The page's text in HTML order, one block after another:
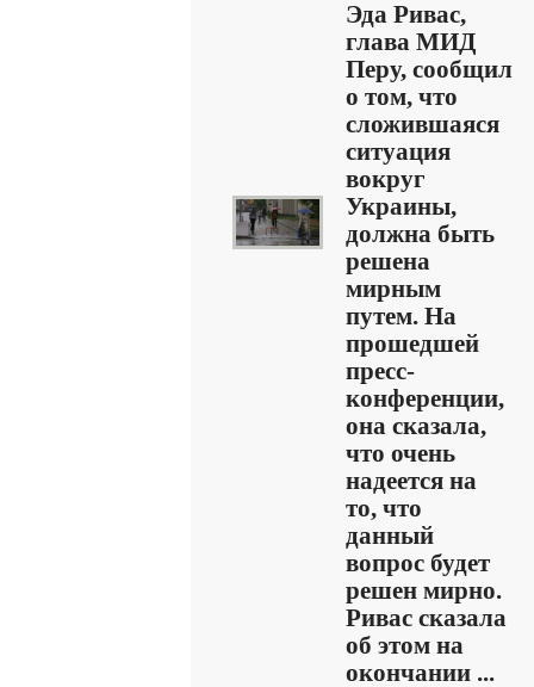
Эда Ривас,
глава МИД
Перу, сообщил
о том, что
сложившаяся
ситуация
вокруг
Украины,
должна быть
решена
мирным
путем. На
прошедшей
пресс-
конференции,
она сказала,
что очень
надеется на
то, что
данный
вопрос будет
решен мирно.
Ривас сказала
об этом на
окончании ...